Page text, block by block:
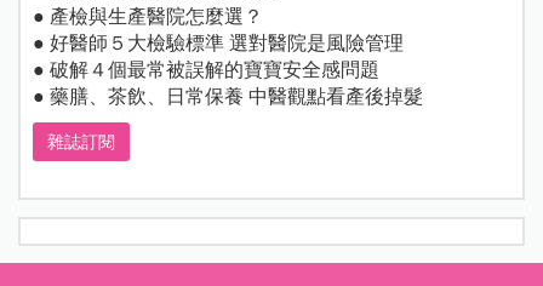
● 產檢與生產醫院怎麼選？
● 好醫師５大檢驗標準 選對醫院是風險管理
● 破解４個最常被誤解的寶寶安全感問題
● 藥膳、茶飲、日常保養 中醫觀點看產後掉髮
雜誌訂閱